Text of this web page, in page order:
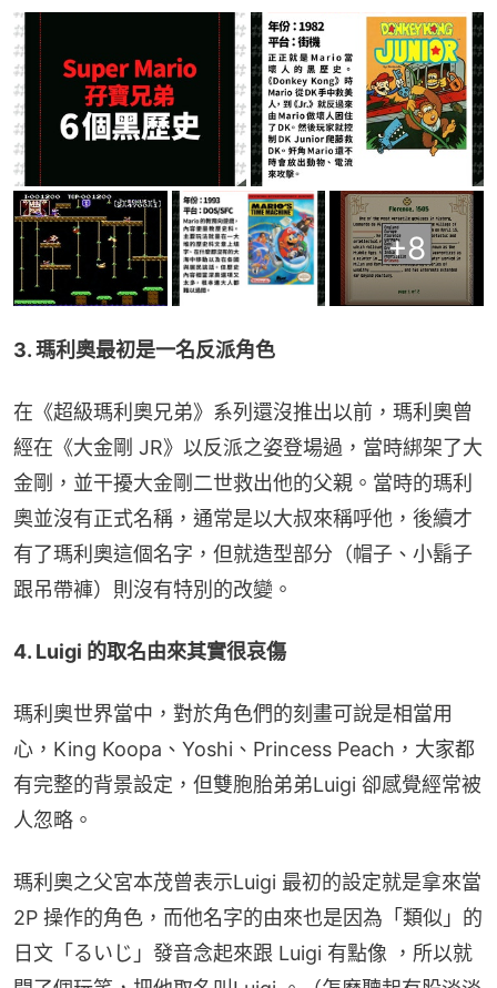
+8
3. 瑪利奧最初是一名反派角色
在《超級瑪利奧兄弟》系列還沒推出以前，瑪利奧曾
經在《大金剛 JR》以反派之姿登場過，當時綁架了大
金剛，並干擾大金剛二世救出他的父親。當時的瑪利
奧並沒有正式名稱，通常是以大叔來稱呼他，後續才
有了瑪利奧這個名字，但就造型部分（帽子、小鬍子
跟吊帶褲）則沒有特別的改變。
4. Luigi 的取名由來其實很哀傷
瑪利奧世界當中，對於角色們的刻畫可說是相當用
心，King Koopa、Yoshi、Princess Peach，大家都
有完整的背景設定，但雙胞胎弟弟Luigi 卻感覺經常被
人忽略。
瑪利奧之父宮本茂曾表示Luigi 最初的設定就是拿來當
2P 操作的角色，而他名字的由來也是因為「類似」的
日文「るいじ」發音念起來跟 Luigi 有點像 ，所以就